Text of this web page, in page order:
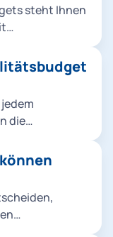
nutzbar. Das
an
steht Ihnen
die
stetig
gerecht zu
Arbeitgeber